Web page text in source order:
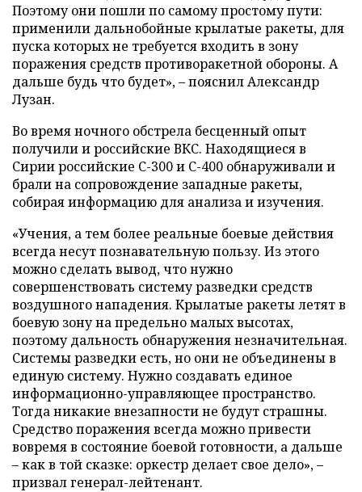
Поэтому они пошли по самому простому пути:
применили дальнобойные крылатые ракеты, для
пуска которых не требуется входить в зону
поражения средств противоракетной обороны. А
дальше будь что будет», – пояснил Александр
Лузан.
Во время ночного обстрела бесценный опыт
получили и российские ВКС. Находящиеся в
Сирии российские С-300 и С-400 обнаруживали и
брали на сопровождение западные ракеты,
собирая информацию для анализа и изучения.
«Учения, а тем более реальные боевые действия
всегда несут познавательную пользу. Из этого
можно сделать вывод, что нужно
совершенствовать систему разведки средств
воздушного нападения. Крылатые ракеты летят в
боевую зону на предельно малых высотах,
поэтому дальность обнаружения незначительная.
Системы разведки есть, но они не объединены в
единую систему. Нужно создавать единое
информационно-управляющее пространство.
Тогда никакие внезапности не будут страшны.
Средство поражения всегда можно привести
вовремя в состояние боевой готовности, а дальше
– как в той сказке: оркестр делает свое дело», –
призвал генерал-лейтенант.